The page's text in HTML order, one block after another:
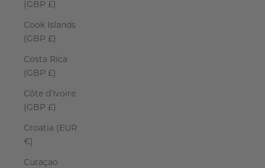
(GBP £)
Cook Islands
(GBP £)
Costa Rica
(GBP £)
Côte d’Ivoire
(GBP £)
Croatia (EUR
€)
Curaçao